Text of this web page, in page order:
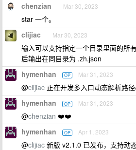
chenzian Mar 30, 2023
star 一个。
clijiac Mar 30, 2023
输入可以支持指定一个目录里面的所
后输出在同目录为 .zh.json
hymenhan OP Mar 31, 2023
@clijiac 正在开发多入口动态解析路
hymenhan OP Mar 31, 2023
@chenzian ❤️❤️
hymenhan OP Apr 1, 2023
@clijiac 新版 v2.1.0 已发布，支持动